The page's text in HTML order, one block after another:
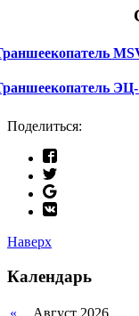
ЭЦ-
Поделиться:
Наверх
Календарь